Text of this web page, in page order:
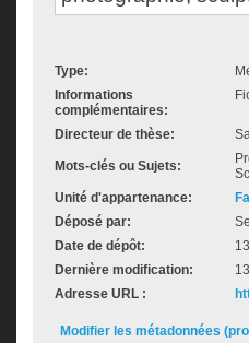
Type:
Informations
complémentaires:
Directeur de thèse:
Mots-clés ou Sujets:
Unité d'appartenance:
Déposé par:
Date de dépôt:
Dernière modification:
Adresse URL :
Modifier les métadonnées